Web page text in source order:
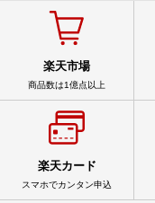
楽天市場
商品数は1億点以上
楽天カード
スマホでカンタン申込